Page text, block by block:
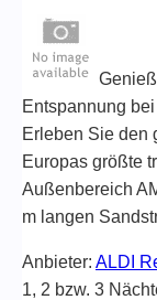
Entspannung
Erleben Sie den
Europas größte
Außenbereich
m langen
Anbieter: ALDI
1, 2 bzw. 3